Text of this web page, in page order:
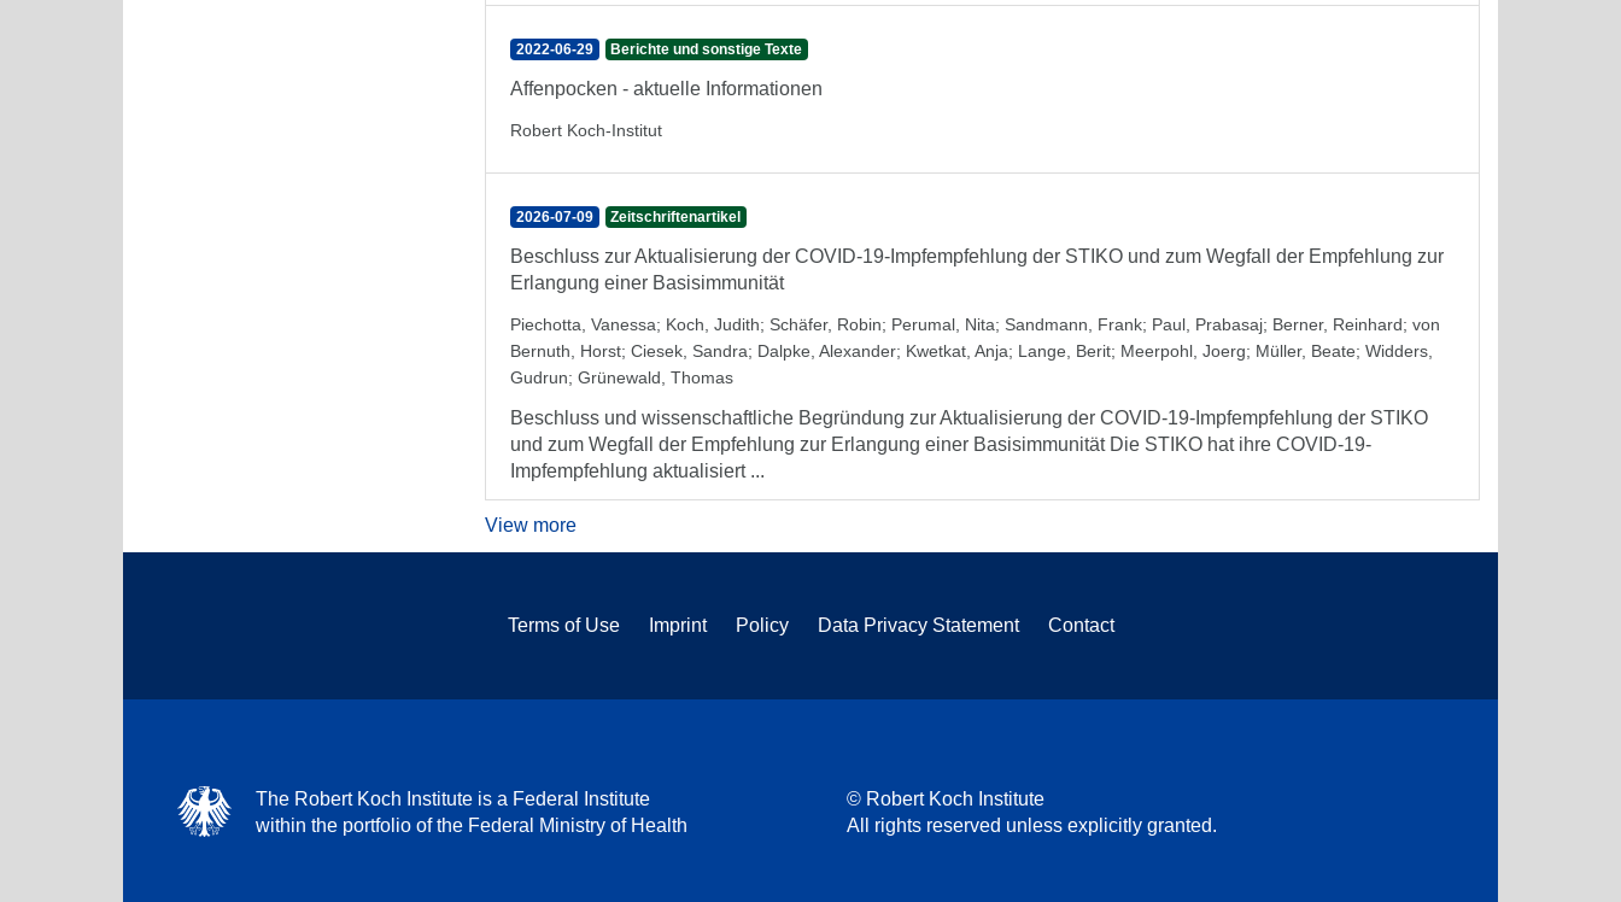
2022-06-29 Berichte und sonstige Texte
Affenpocken - aktuelle Informationen
Robert Koch-Institut
2026-07-09 Zeitschriftenartikel
Beschluss zur Aktualisierung der COVID-19-Impfempfehlung der STIKO und zum Wegfall der Empfehlung zur
Erlangung einer Basisimmunität
Piechotta, Vanessa; Koch, Judith; Schäfer, Robin; Perumal, Nita; Sandmann, Frank; Paul, Prabasaj; Berner, Reinhard; von
Bernuth, Horst; Ciesek, Sandra; Dalpke, Alexander; Kwetkat, Anja; Lange, Berit; Meerpohl, Joerg; Müller, Beate; Widders,
Gudrun; Grünewald, Thomas
Beschluss und wissenschaftliche Begründung zur Aktualisierung der COVID-19-Impfempfehlung der STIKO
und zum Wegfall der Empfehlung zur Erlangung einer Basisimmunität Die STIKO hat ihre COVID-19-
Impfempfehlung aktualisiert ...
View more
Terms of Use Imprint Policy Data Privacy Statement Contact
The Robert Koch Institute is a Federal Institute
within the portfolio of the Federal Ministry of Health
© Robert Koch Institute
All rights reserved unless explicitly granted.